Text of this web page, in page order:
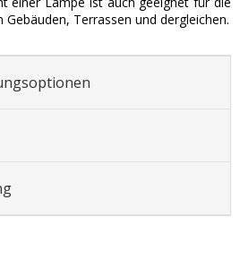
Terrassen und dergleichen.